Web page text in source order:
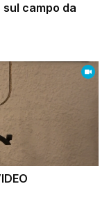
campo da